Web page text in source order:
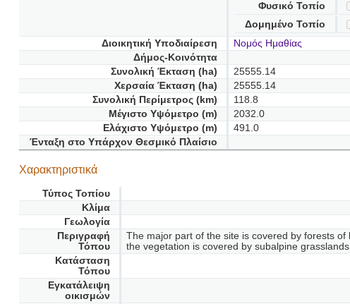
Φυσικό Τοπίο
Δομημένο Τοπίο
Διοικητική Υποδιαίρεση
Νομός Ημαθίας
Δήμος-Κοινότητα
Συνολική Έκταση (ha)
25555.14
Χερσαία Έκταση (ha)
25555.14
Συνολική Περίμετρος (km)
118.8
Μέγιστο Υψόμετρο (m)
2032.0
Ελάχιστο Υψόμετρο (m)
491.0
Ένταξη στο Υπάρχον Θεσμικό Πλαίσιο
Χαρακτηριστικά
Τύπος Τοπίου
Κλίμα
Γεωλογία
Περιγραφή
Τόπου
The major part of the site is covered by forests
the vegetation is covered by subalpine
Κατάσταση
Τόπου
Εγκατάλειψη
οικισμών